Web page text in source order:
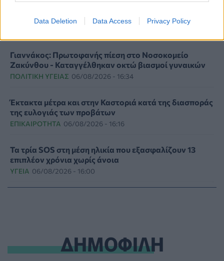
Data Deletion Data Access Privacy Policy
θεραπεία για την εμμηνόπαυση
Γιαννάκος: Πρωτοφανής πίεση στο Νοσοκομείο
Ζακύνθου - Καταγγέλθηκαν οκτώ βιασμοί γυναικών
ΠΟΛΙΤΙΚΉ ΥΓΕΊΑΣ 06/08/2026 - 16:34
Έκτακτα μέτρα και στην Καστοριά κατά της διασποράς
της ευλογιάς των προβάτων
ΕΠΙΚΑΙΡΌΤΗΤΑ 06/08/2026 - 16:16
Τα τρία SOS στη μέση ηλικία που εξασφαλίζουν 13
επιπλέον χρόνια χωρίς άνοια
ΥΓΕΊΑ 06/08/2026 - 16:00
Βίντεο από την καμπάνια Raise Her Voice για την
έγκαιρη αναγνώριση της έμφυλης βίας με έμφαση στις
ΔΗΜΟΦΙΛΗ